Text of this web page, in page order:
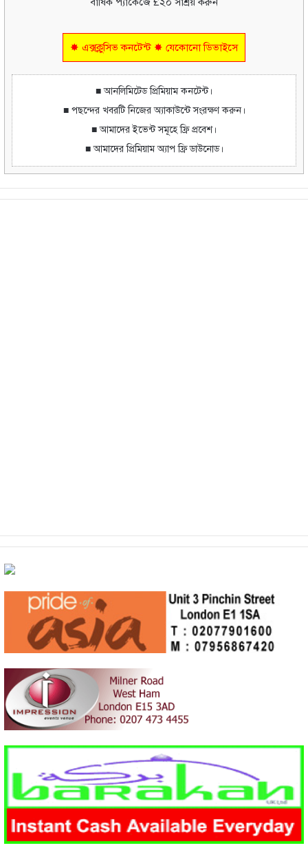
✸ এক্সক্লুসিভ কনটেন্ট ✸ যেকোনো ডিভাইসে
■ আনলিমিটেড প্রিমিয়াম কনটেন্ট।
■ পছন্দের খবরটি নিজের অ্যাকাউন্টে সংরক্ষণ করুন।
■ আমাদের ইভেন্ট সমূহে ফ্রি প্রবেশ।
■ আমাদের প্রিমিয়াম অ্যাপ ফ্রি ডাউনোড।